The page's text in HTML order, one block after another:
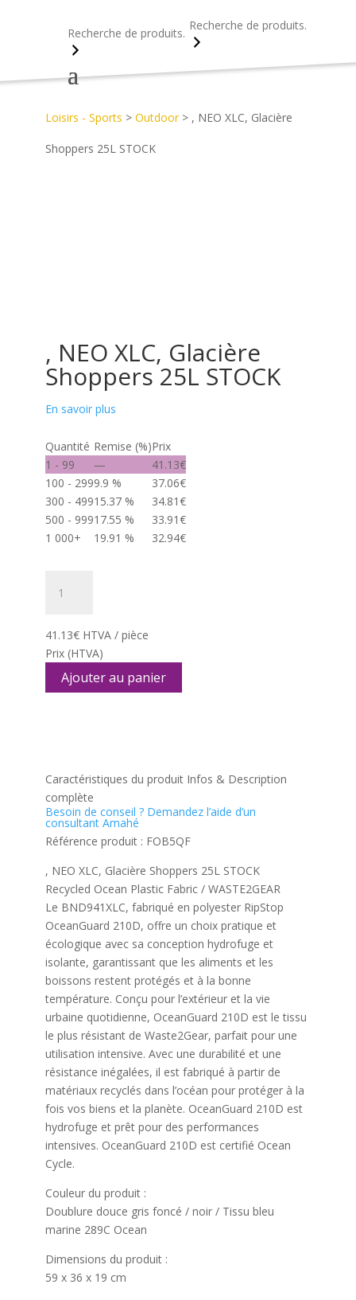
Recherche
Recherche
Accueil
Découvrez notre catalogue d’objets publicitaires
Loisirs - Sports > Outdoor> , NEO XLC, Glacière
Shoppers 25L STOCK
, NEO XLC, Glacière
Shoppers 25L STOCK
En savoir plus
Quantité Remise (%)Prix
1 - 99
— 41.13€
100 - 2999.9 % 37.06€
300 - 49915.37 % 34.81€
500 - 99917.55 % 33.91€
1 000+
19.91 % 32.94€
NEO
XLC,
Glacière
Shoppers
41.13€HTVA / pièce
Prix (HTVA)
Ajouter au panier
Caractéristiques du produit Infos & Description
complète
Besoin de conseil ? Demandez l’aide d’un
consultant Amahé
Référence produit : FOB5QF
, NEO XLC, Glacière Shoppers 25L STOCK
Recycled Ocean Plastic Fabric / WASTE2GEAR
Le BND941XLC, fabriqué en polyester RipStop
OceanGuard 210D, offre un choix pratique et
écologique avec sa conception hydrofuge et
isolante, garantissant que les aliments et les
boissons restent protégés et à la bonne
température. Conçu pour l’extérieur et la vie
urbaine quotidienne, OceanGuard 210D est le tissu
le plus résistant de Waste2Gear, parfait pour une
utilisation intensive. Avec une durabilité et une
résistance inégalées, il est fabriqué à partir de
matériaux recyclés dans l’océan pour protéger à la
fois vos biens et la planète. OceanGuard 210D est
hydrofuge et prêt pour des performances
intensives. OceanGuard 210D est certifié Ocean
Cycle.
Couleur du produit :
Doublure douce gris foncé / noir / Tissu bleu
marine 289C Ocean
Dimensions du produit :
59 x 36 x 19 cm